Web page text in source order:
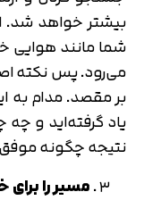
بیشتر خواهد شد.
شما مانند هوایی
می‌­رود. پس نکته
بر مقصد. مدام به
یاد گرفته‌­اید و چه
نتیجه چگونه
مسیر را